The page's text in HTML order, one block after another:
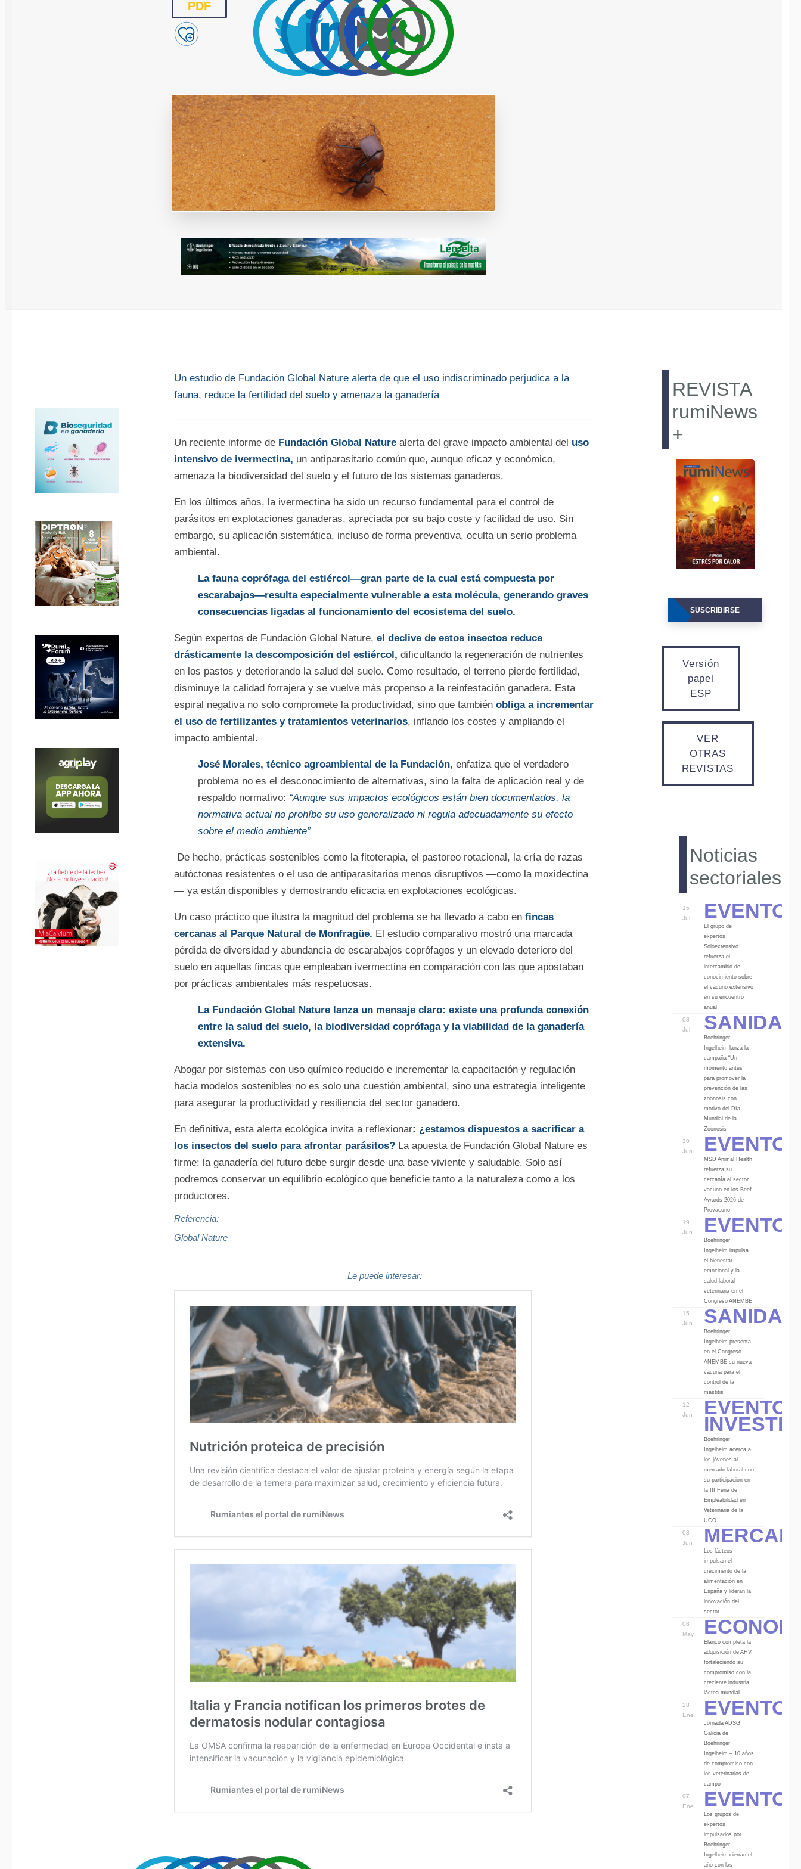
Sostenibilidad
Instalaciones
Bioseguridad
Manejo y Bienestar
Patología
Publicidad y
colaboraciones
Contactar
Contactar con
rumiNews
PDF
Un estudio de Fundación Global Nature alerta de que el uso indiscriminado perjudica a la
fauna, reduce la fertilidad del suelo y amenaza la ganadería
Un reciente informe deFundación Global Naturealerta del grave impacto ambiental del uso
intensivo de ivermectina, un antiparasitario común que, aunque eficaz y económico,
amenaza la biodiversidad del suelo y el futuro de los sistemas ganaderos.
En los últimos años, la ivermectina ha sido un recurso fundamental para el control de
parásitos en explotaciones ganaderas, apreciada por su bajo coste y facilidad de uso. Sin
embargo, su aplicación sistemática, incluso de forma preventiva, oculta un serio problema
ambiental.
La fauna coprófaga del estiércol—gran parte de la cual está compuesta por
escarabajos—resulta especialmente vulnerable a esta molécula, generando graves
consecuencias ligadas al funcionamiento del ecosistema del suelo.
Según expertos de Fundación Global Nature, el declive de estos insectos reduce
drásticamente la descomposición del estiércol, dificultando la regeneración de nutrientes
en los pastos y deteriorando la salud del suelo. Como resultado, el terreno pierde fertilidad,
disminuye la calidad forrajera y se vuelve más propenso a la reinfestación ganadera. Esta
espiral negativa no solo compromete la productividad, sino que tambiénobliga a incrementar
el uso de fertilizantes y tratamientos veterinarios, inflando los costes y ampliando el
impacto ambiental.
José Morales, técnico agroambiental de la Fundación, enfatiza que el verdadero
problema no es el desconocimiento de alternativas, sino la falta de aplicación real y de
respaldo normativo: “Aunque sus impactos ecológicos están bien documentados, la
normativa actual no prohíbe su uso generalizado ni regula adecuadamente su efecto
sobre el medio ambiente”
De hecho, prácticas sostenibles como la fitoterapia, el pastoreo rotacional, la cría de razas
autóctonas resistentes o el uso de antiparasitarios menos disruptivos —como la moxidectina
— ya están disponibles y demostrando eficacia en explotaciones ecológicas.
Un caso práctico que ilustra la magnitud del problema se ha llevado a cabo enfincas
cercanas al Parque Natural de Monfragüe. El estudio comparativo mostró una marcada
pérdida de diversidad y abundancia de escarabajos coprófagos y un elevado deterioro del
suelo en aquellas fincas que empleaban ivermectina en comparación con las que apostaban
por prácticas ambientales más respetuosas.
La Fundación Global Nature lanza un mensaje claro: existe una profunda conexión
entre la salud del suelo, la biodiversidad coprófaga y la viabilidad de la ganadería
extensiva.
Abogar por sistemas con uso químico reducido e incrementar la capacitación y regulación
hacia modelos sostenibles no es solo una cuestión ambiental, sino una estrategia inteligente
para asegurar la productividad y resiliencia del sector ganadero.
En definitiva, esta alerta ecológica invita a reflexionar: ¿estamos dispuestos a sacrificar a
los insectos del suelo para afrontar parásitos?La apuesta de Fundación Global Nature es
firme: la ganadería del futuro debe surgir desde una base viviente y saludable. Solo así
podremos conservar un equilibrio ecológico que beneficie tanto a la naturaleza como a los
productores.
Referencia:
Global Nature
Le puede interesar:
REVISTA
rumiNews
+
SUSCRIBIRSE
Versión
papel
ESP
VER
OTRAS
REVISTAS
Noticias
sectoriales
15
Jul
Eventos
El grupo de
expertos
Soloextensivo
refuerza el
intercambio de
conocimiento sobre
el vacuno extensivo
en su encuentro
anual
08
Jul
Sanidad
Boehringer
Ingelheim lanza la
campaña “Un
momento antes”
para promover la
prevención de las
zoonosis con
motivo del Día
Mundial de la
Zoonosis
30
Jun
Eventos
MSD Animal Health
refuerza su
cercanía al sector
vacuno en los Beef
Awards 2026 de
Provacuno
19
Jun
Eventos
Boehringer
Ingelheim impulsa
el bienestar
emocional y la
salud laboral
veterinaria en el
Congreso ANEMBE
15
Jun
Sanidad
Boehringer
Ingelheim presenta
en el Congreso
ANEMBE su nueva
vacuna para el
control de la
mastitis
12
Jun
Eventos
Boehringer
Ingelheim acerca a
los jóvenes al
mercado laboral con
su participación en
la III Feria de
Empleabilidad en
Veterinaria de la
UCO
03
Jun
Los lácteos
impulsan el
crecimiento de la
alimentación en
España y lideran la
innovación del
sector
08
May
Elanco completa la
adquisición de AHV,
fortaleciendo su
compromiso con la
creciente industria
láctea mundial
28
Ene
Eventos
Jornada ADSG
Galicia de
Boehringer
Ingelheim – 10 años
de compromiso con
los veterinarios de
campo
07
Ene
Eventos
Los grupos de
expertos
impulsados por
Boehringer
Ingelheim cierran el
año con las